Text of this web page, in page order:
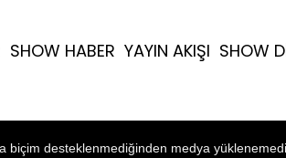
SHOW HABER YAYIN AKIŞI SHOW
biçim desteklenmediğinden medya yüklenemedi.